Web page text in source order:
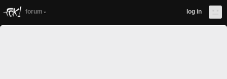
forum log in